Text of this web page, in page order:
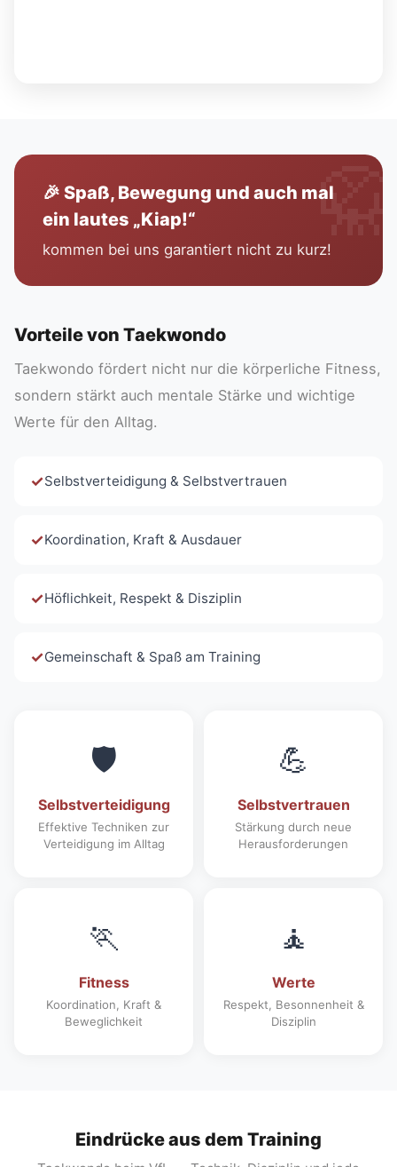
🎉 Spaß, Bewegung und auch mal
ein lautes „Kiap!“
kommen bei uns garantiert nicht zu kurz!
Vorteile von Taekwondo
Taekwondo fördert nicht nur die körperliche Fitness,
sondern stärkt auch mentale Stärke und wichtige
Werte für den Alltag.
✓Selbstverteidigung & Selbstvertrauen
✓Koordination, Kraft & Ausdauer
✓Höflichkeit, Respekt & Disziplin
✓Gemeinschaft & Spaß am Training
🛡️
Selbstverteidigung
Effektive Techniken zur
Verteidigung im Alltag
💪
Selbstvertrauen
Stärkung durch neue
Herausforderungen
🏃
Fitness
Koordination, Kraft &
Beweglichkeit
🧘
Werte
Respekt, Besonnenheit &
Disziplin
Eindrücke aus dem Training